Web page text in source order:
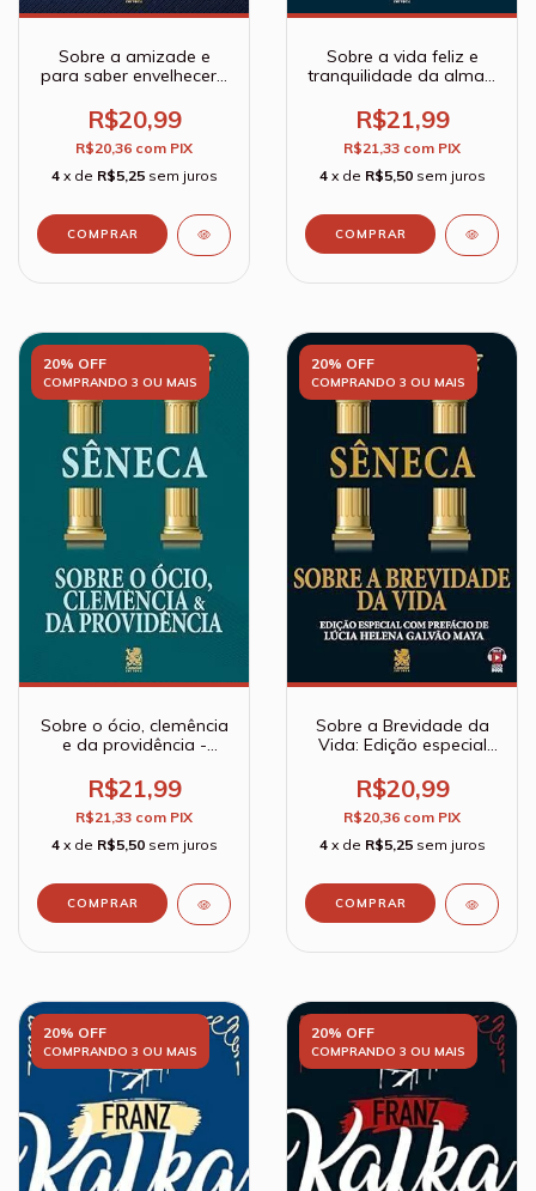
Sobre a amizade e
para saber envelhecer -
R$20,99
R$20,36 com PIX
4 x de R$5,25 sem juros
Sobre a vida feliz e
tranquilidade da alma -
R$21,99
R$21,33 com PIX
4 x de R$5,50 sem juros
20% OFF
COMPRANDO 3 OU MAIS
Sobre o ócio, clemência
e da providência -
R$21,99
R$21,33 com PIX
4 x de R$5,50 sem juros
20% OFF
COMPRANDO 3 OU MAIS
Sobre a Brevidade da
Vida: Edição especial
Helena Galvão Maya -
Sêneca
R$20,99
R$20,36 com PIX
4 x de R$5,25 sem juros
20% OFF
COMPRANDO 3 OU MAIS
20% OFF
COMPRANDO 3 OU MAIS